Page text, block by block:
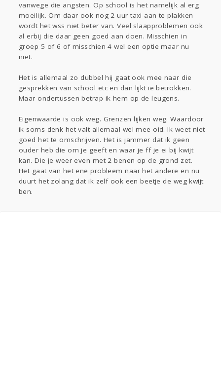
vanwege die angsten. Op school is het namelijk al erg
moeilijk. Om daar ook nog 2 uur taxi aan te plakken
wordt het wss niet beter van. Veel slaapproblemen ook
al erbij die daar geen goed aan doen. Misschien in
groep 5 of 6 of misschien 4 wel een optie maar nu
niet.
Het is allemaal zo dubbel hij gaat ook mee naar die
gesprekken van school etc en dan lijkt ie betrokken.
Maar ondertussen betrap ik hem op de leugens.
Eigenwaarde is ook weg. Grenzen lijken weg. Waardoor
ik soms denk het valt allemaal wel mee oid. Ik weet niet
goed het te omschrijven. Het is jammer dat ik geen
ouder heb die om je geeft en waar je ff je ei bij kwijt
kan. Die je weer even met 2 benen op de grond zet.
Het gaat van het ene probleem naar het andere en nu
duurt het zolang dat ik zelf ook een beetje de weg kwijt
ben.